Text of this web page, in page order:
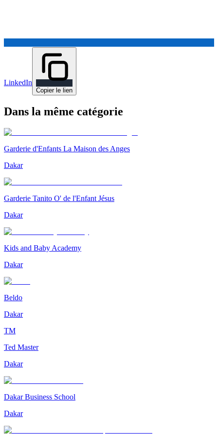
LinkedIn
Copier le lien
Dans la même catégorie
Garderie d'Enfants La Maison des Anges
Dakar
Garderie Tanito O' de l'Enfant Jésus
Dakar
Kids and Baby Academy
Dakar
Beldo
Dakar
TM
Ted Master
Dakar
Dakar Business School
Dakar